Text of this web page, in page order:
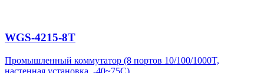
WGS-4215-8T
Промышленный коммутатор (8 портов 10/100/1000T,
настенная установка, -40~75C)